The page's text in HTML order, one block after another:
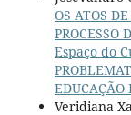
OS ATOS
PROCESSO
Espaço do
EDUCAÇÃO
Veridiana